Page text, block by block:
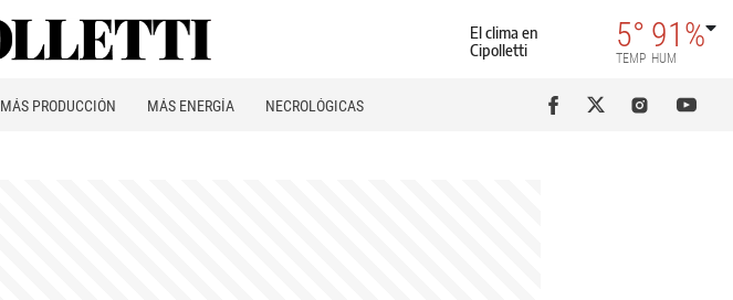
El clima en
Cipolletti
5°
TEMP
91%
HUM
MÁS PRODUCCIÓN MÁS ENERGÍA NECROLÓGICAS